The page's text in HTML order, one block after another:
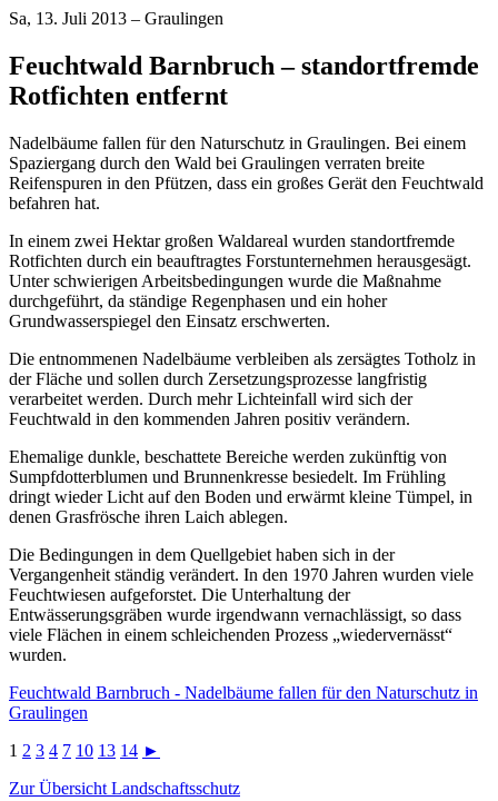
Sa, 13. Juli 2013 – Graulingen
Feuchtwald Barnbruch – standortfremde
Rotfichten entfernt
Nadelbäume fallen für den Naturschutz in Graulingen. Bei einem
Spaziergang durch den Wald bei Graulingen verraten breite
Reifenspuren in den Pfützen, dass ein großes Gerät den Feuchtwald
befahren hat.
In einem zwei Hektar großen Waldareal wurden standortfremde
Rotfichten durch ein beauftragtes Forstunternehmen herausgesägt.
Unter schwierigen Arbeitsbedingungen wurde die Maßnahme
durchgeführt, da ständige Regenphasen und ein hoher
Grundwasserspiegel den Einsatz erschwerten.
Die entnommenen Nadelbäume verbleiben als zersägtes Totholz in
der Fläche und sollen durch Zersetzungsprozesse langfristig
verarbeitet werden. Durch mehr Lichteinfall wird sich der
Feuchtwald in den kommenden Jahren positiv verändern.
Ehemalige dunkle, beschattete Bereiche werden zukünftig von
Sumpfdotterblumen und Brunnenkresse besiedelt. Im Frühling
dringt wieder Licht auf den Boden und erwärmt kleine Tümpel, in
denen Grasfrösche ihren Laich ablegen.
Die Bedingungen in dem Quellgebiet haben sich in der
Vergangenheit ständig verändert. In den 1970 Jahren wurden viele
Feuchtwiesen aufgeforstet. Die Unterhaltung der
Entwässerungsgräben wurde irgendwann vernachlässigt, so dass
viele Flächen in einem schleichenden Prozess „wiedervernässt“
wurden.
Feuchtwald Barnbruch - Nadelbäume fallen für den Naturschutz in
Graulingen
1 2 3 4 7 10 13 14 ►
Zur Übersicht Landschaftsschutz